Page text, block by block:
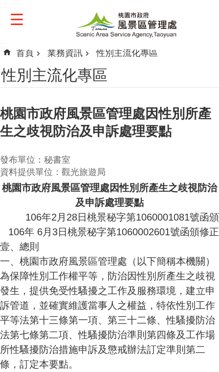
首頁 業務資訊 性別主流化專區
性別主流化專區
桃園市政府風景區管理處因性別所產
生之歧視防治及申訴處理要點
發布單位：秘書室
資料提供單位：觀光旅遊局
桃園市政府風景區管理處因性別所產生之歧視防治
及申訴處理要點
106年2月28日桃景秘字第1060001081號函頒
106年 6月3日桃景秘字第1060002601號函頒修正
壹、 總則
一、 桃園市政府風景區管理處（以下簡稱本機關）
為保障性別工作權平等，防治因性別所產生之歧視
發生，提供免受性騷擾之工作及服務環境，建立申
訴管道，並確實維護當事人之權益，特依性別工作
平等法第十三條第一項、第三十二條、性騷擾防治
法第七條第二項、性騷擾防治準則第四條及工作場
所性騷擾防治措施申訴及懲戒辦法訂定準則第二
條，訂定本要點。